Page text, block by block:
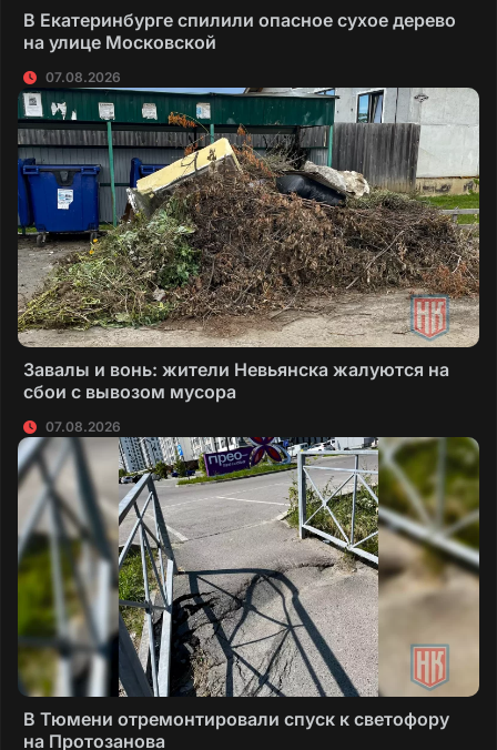
В Екатеринбурге спилили опасное сухое дерево
на улице Московской
07.08.2026
Завалы и вонь: жители Невьянска жалуются на
сбои с вывозом мусора
07.08.2026
В Тюмени отремонтировали спуск к светофору
на Протозанова